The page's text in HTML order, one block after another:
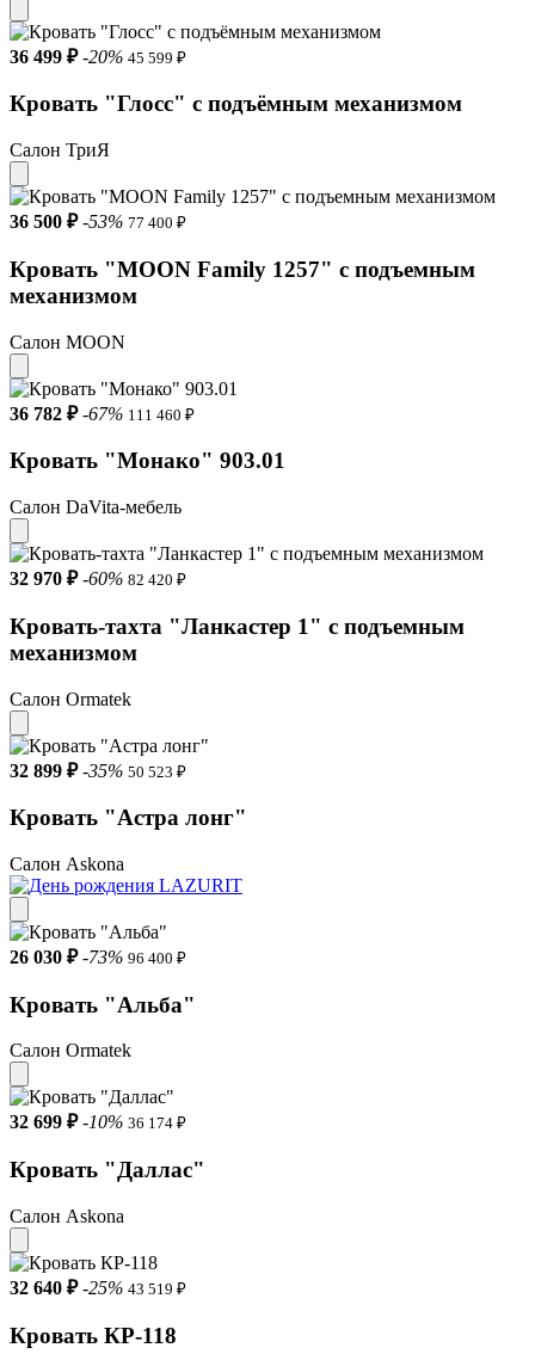
36 499 ₽ -20% 45 599 ₽
Кровать "Глосс" с подъёмным механизмом
Салон ТриЯ
36 500 ₽ -53% 77 400 ₽
Кровать "MOON Family 1257" с подъемным
механизмом
Салон MOON
36 782 ₽ -67% 111 460 ₽
Кровать "Монако" 903.01
Салон DaVita-мебель
32 970 ₽ -60% 82 420 ₽
Кровать-тахта "Ланкастер 1" с подъемным
механизмом
Салон Ormatek
32 899 ₽ -35% 50 523 ₽
Кровать "Астра лонг"
Салон Askona
26 030 ₽ -73% 96 400 ₽
Кровать "Альба"
Салон Ormatek
32 699 ₽ -10% 36 174 ₽
Кровать "Даллас"
Салон Askona
32 640 ₽ -25% 43 519 ₽
Кровать КР-118